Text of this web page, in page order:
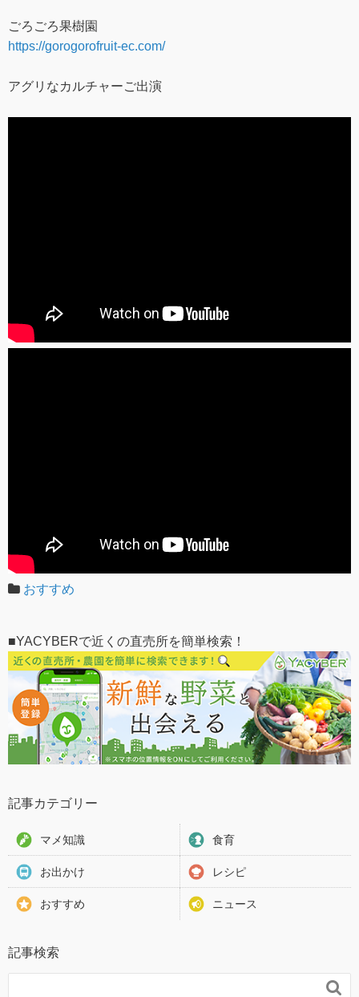
ごろごろ果樹園
https://gorogorofruit-ec.com/
アグリなカルチャーご出演
おすすめ
■YACYBERで近くの直売所を簡単検索！
記事カテゴリー
マメ知識 食育
お出かけ レシピ
おすすめ ニュース
記事検索
